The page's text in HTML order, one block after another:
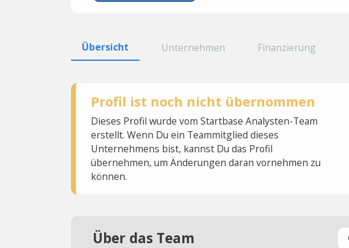
Übersicht Unternehmen Finanzierung
Profil ist noch nicht übernommen
Dieses Profil wurde vom Startbase Analysten-Team
erstellt. Wenn Du ein Teammitglied dieses
Unternehmens bist, kannst Du das Profil
übernehmen, um Änderungen daran vornehmen zu
können.
Über das Team